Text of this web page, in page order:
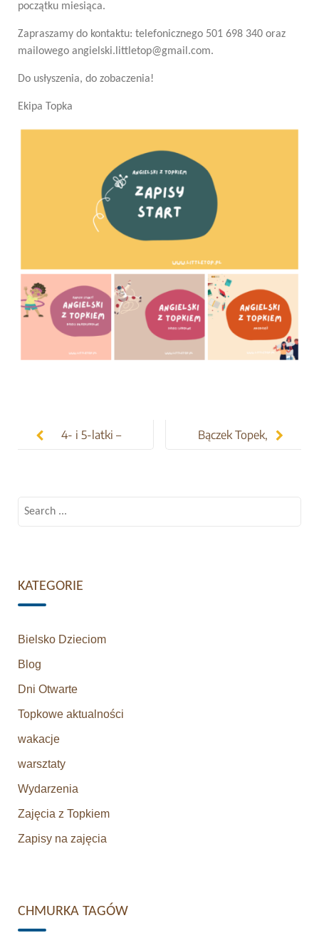
początku miesiąca.
Zapraszamy do kontaktu: telefonicznego 501 698 340 oraz
mailowego angielski.littletop@gmail.com.
Do usłyszenia, do zobaczenia!
Ekipa Topka
navigation4- i 5-latki –
Bączek Topek,
Search
KATEGORIE
Bielsko Dzieciom
Blog
Dni Otwarte
Topkowe aktualności
wakacje
warsztaty
Wydarzenia
Zajęcia z Topkiem
Zapisy na zajęcia
CHMURKA TAGÓW